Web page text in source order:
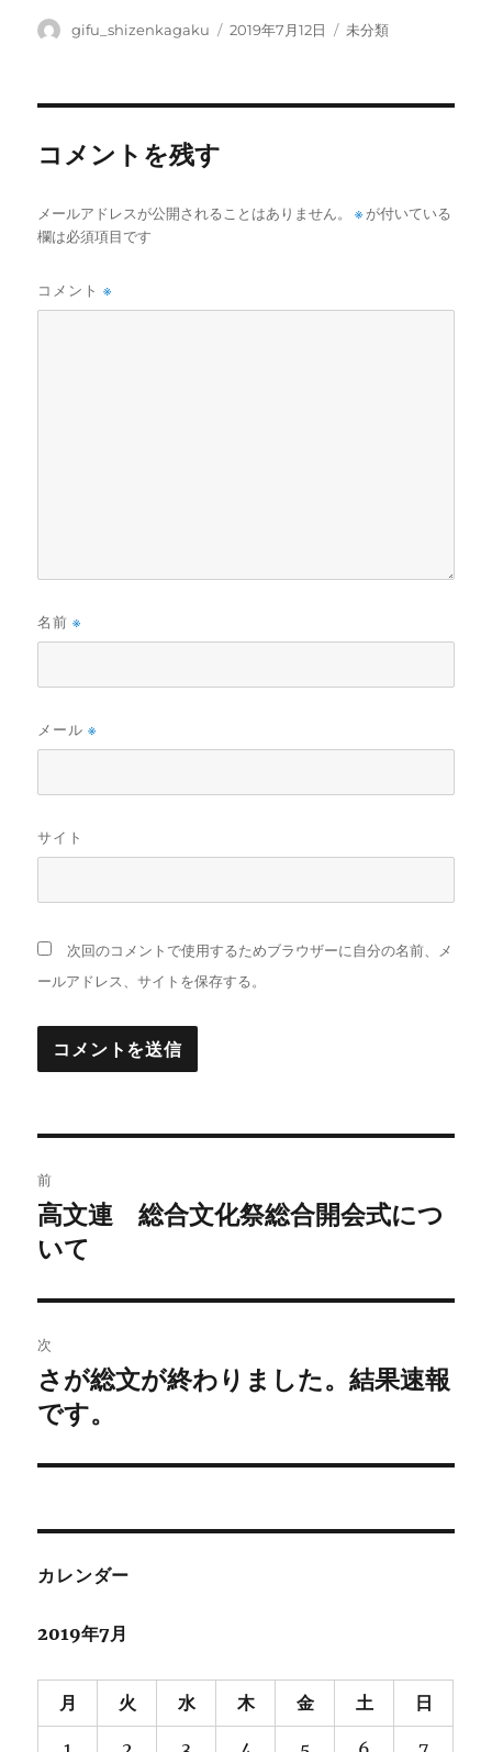
投
gifu_shizenkagaku
投
2019年7月12日
カ
未分類
コメントを残す
メールアドレスが公開されることはありません。 ※が付いている
欄は必須項目です
コメント※
名前※
メール※
サイト
次回のコメントで使用するためブラウザーに自分の名前、メ
ールアドレス、サイトを保存する。
稿
ナ
ビ
ゲ
ー
シ
ン
前
前
の
稿:
高文連 総合文化祭総合開会式につ
いて
次
次
の
稿:
さが総文が終わりました。結果速報
です。
カレンダー
2019年7月
月 火 水 木 金 土 日